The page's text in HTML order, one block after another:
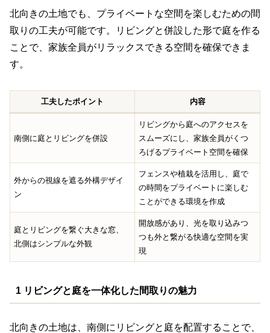
北向きの土地でも、プライベートな空間を楽しむための間
取りの工夫が可能です。リビングと併設した形で庭を作る
ことで、家族全員がリラックスできる空間を確保できま
す。
工夫したポイント 内容
南側に庭とリビングを併設
リビングから庭へのアクセスを
スムーズにし、家族全員がくつ
ろげるプライベート空間を確保
外からの視線を遮る外構デザイ
ン
フェンスや植栽を活用し、庭で
の時間をプライベートに楽しむ
ことができる環境を作成
庭とリビングを繋ぐ大きな窓、
北側はシンプルな外観
開放感があり、光を取り込みつ
つも外と繋がる快適な空間を実
現
1 リビングと庭を一体化した間取りの魅力
北向きの土地は、南側にリビングと庭を配置することで、